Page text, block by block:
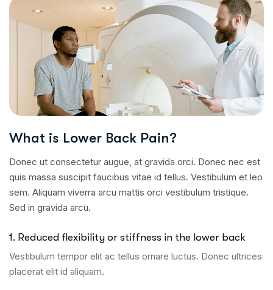
What is Lower Back Pain?
Donec ut consectetur augue, at gravida orci. Donec nec est
quis massa suscipit faucibus vitae id tellus. Vestibulum et leo
sem. Aliquam viverra arcu mattis orci vestibulum tristique.
Sed in gravida arcu.
1. Reduced flexibility or stiffness in the lower back
Vestibulum tempor elit ac tellus ornare luctus. Donec ultrices
placerat elit id aliquam.